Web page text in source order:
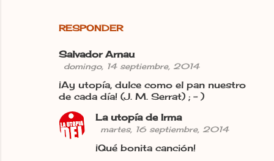
RESPONDER
Salvador Arnau
domingo, 14 septiembre, 2014
¡Ay utopía, dulce como el pan nuestro
de cada día! (J. M. Serrat) ; - )
La utopía de Irma
martes, 16 septiembre, 2014
¡Qué bonita canción!